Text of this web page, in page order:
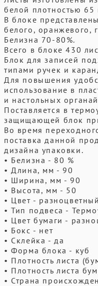
белой плотностью
В блоке
белого, оранжевого,
Белизна 70-80%.
Всего в блоке 430
Блок для записей
типами ручек и
Для повышения
использование в
и настольных
Поставляется в
защищающей блок
Во время
поставка данной
дизайна упаковки.
• Белизна - 80 %
• Длина, мм - 90
• Ширина, мм - 90
• Высота, мм - 50
• Цвет - разноцветный
• Тип подвеса -
• Цвет бумаги -
• Бокс - нет
• Склейка - да
• Форма блока - куб
• Плотность листа
• Плотность листа
• Страна